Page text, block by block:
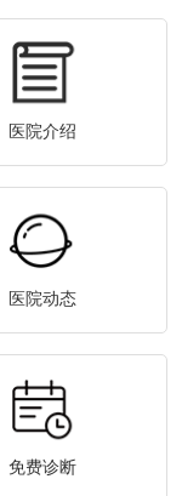
医院介绍
医院动态
免费诊断